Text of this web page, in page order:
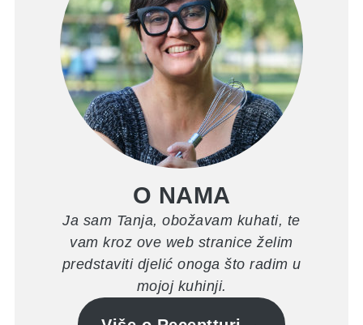
O NAMA
Ja sam Tanja, obožavam kuhati, te
vam kroz ove web stranice želim
predstaviti djelić onoga što radim u
mojoj kuhinji.